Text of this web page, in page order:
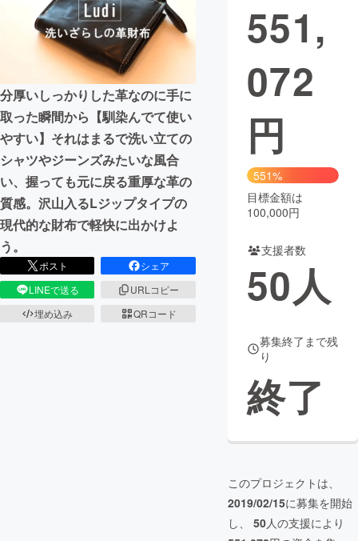
映像・映画 書籍・雑誌
ビジネス・起業 チャレンジ
まちづくり・地域活性化
CAMPFIRE for Social Good
CAMPFIRE Creation
CAMPFIREふるさと納税
コミュニティ
分厚いしっかりした革なのに手に
取った瞬間から【馴染んでて使い
やすい】それはまるで洗い立ての
シャツやジーンズみたいな風合
い、握っても元に戻る重厚な革の
質感。沢山入るLジップタイプの
現代的な財布で軽快に出かけよ
う。
ポスト
シェア
LINEで送る
URLコピー
埋め込み
QRコード
551,
072
円
551%
目標金額は
100,000円
支援者数
50人
募集終了まで残
り
終了
このプロジェクトは、
2019/02/15に募集を開始
し、 50人の支援により